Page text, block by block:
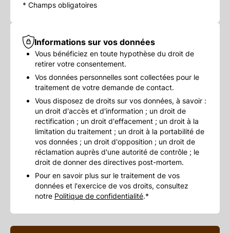
* Champs obligatoires
Informations sur vos données
Vous bénéficiez en toute hypothèse du droit de
retirer votre consentement.
Vos données personnelles sont collectées pour le
traitement de votre demande de contact.
Vous disposez de droits sur vos données, à savoir :
un droit d'accès et d'information ; un droit de
rectification ; un droit d'effacement ; un droit à la
limitation du traitement ; un droit à la portabilité de
vos données ; un droit d'opposition ; un droit de
réclamation auprès d'une autorité de contrôle ; le
droit de donner des directives post-mortem.
Pour en savoir plus sur le traitement de vos
données et l'exercice de vos droits, consultez
notre Politique de confidentialité.*